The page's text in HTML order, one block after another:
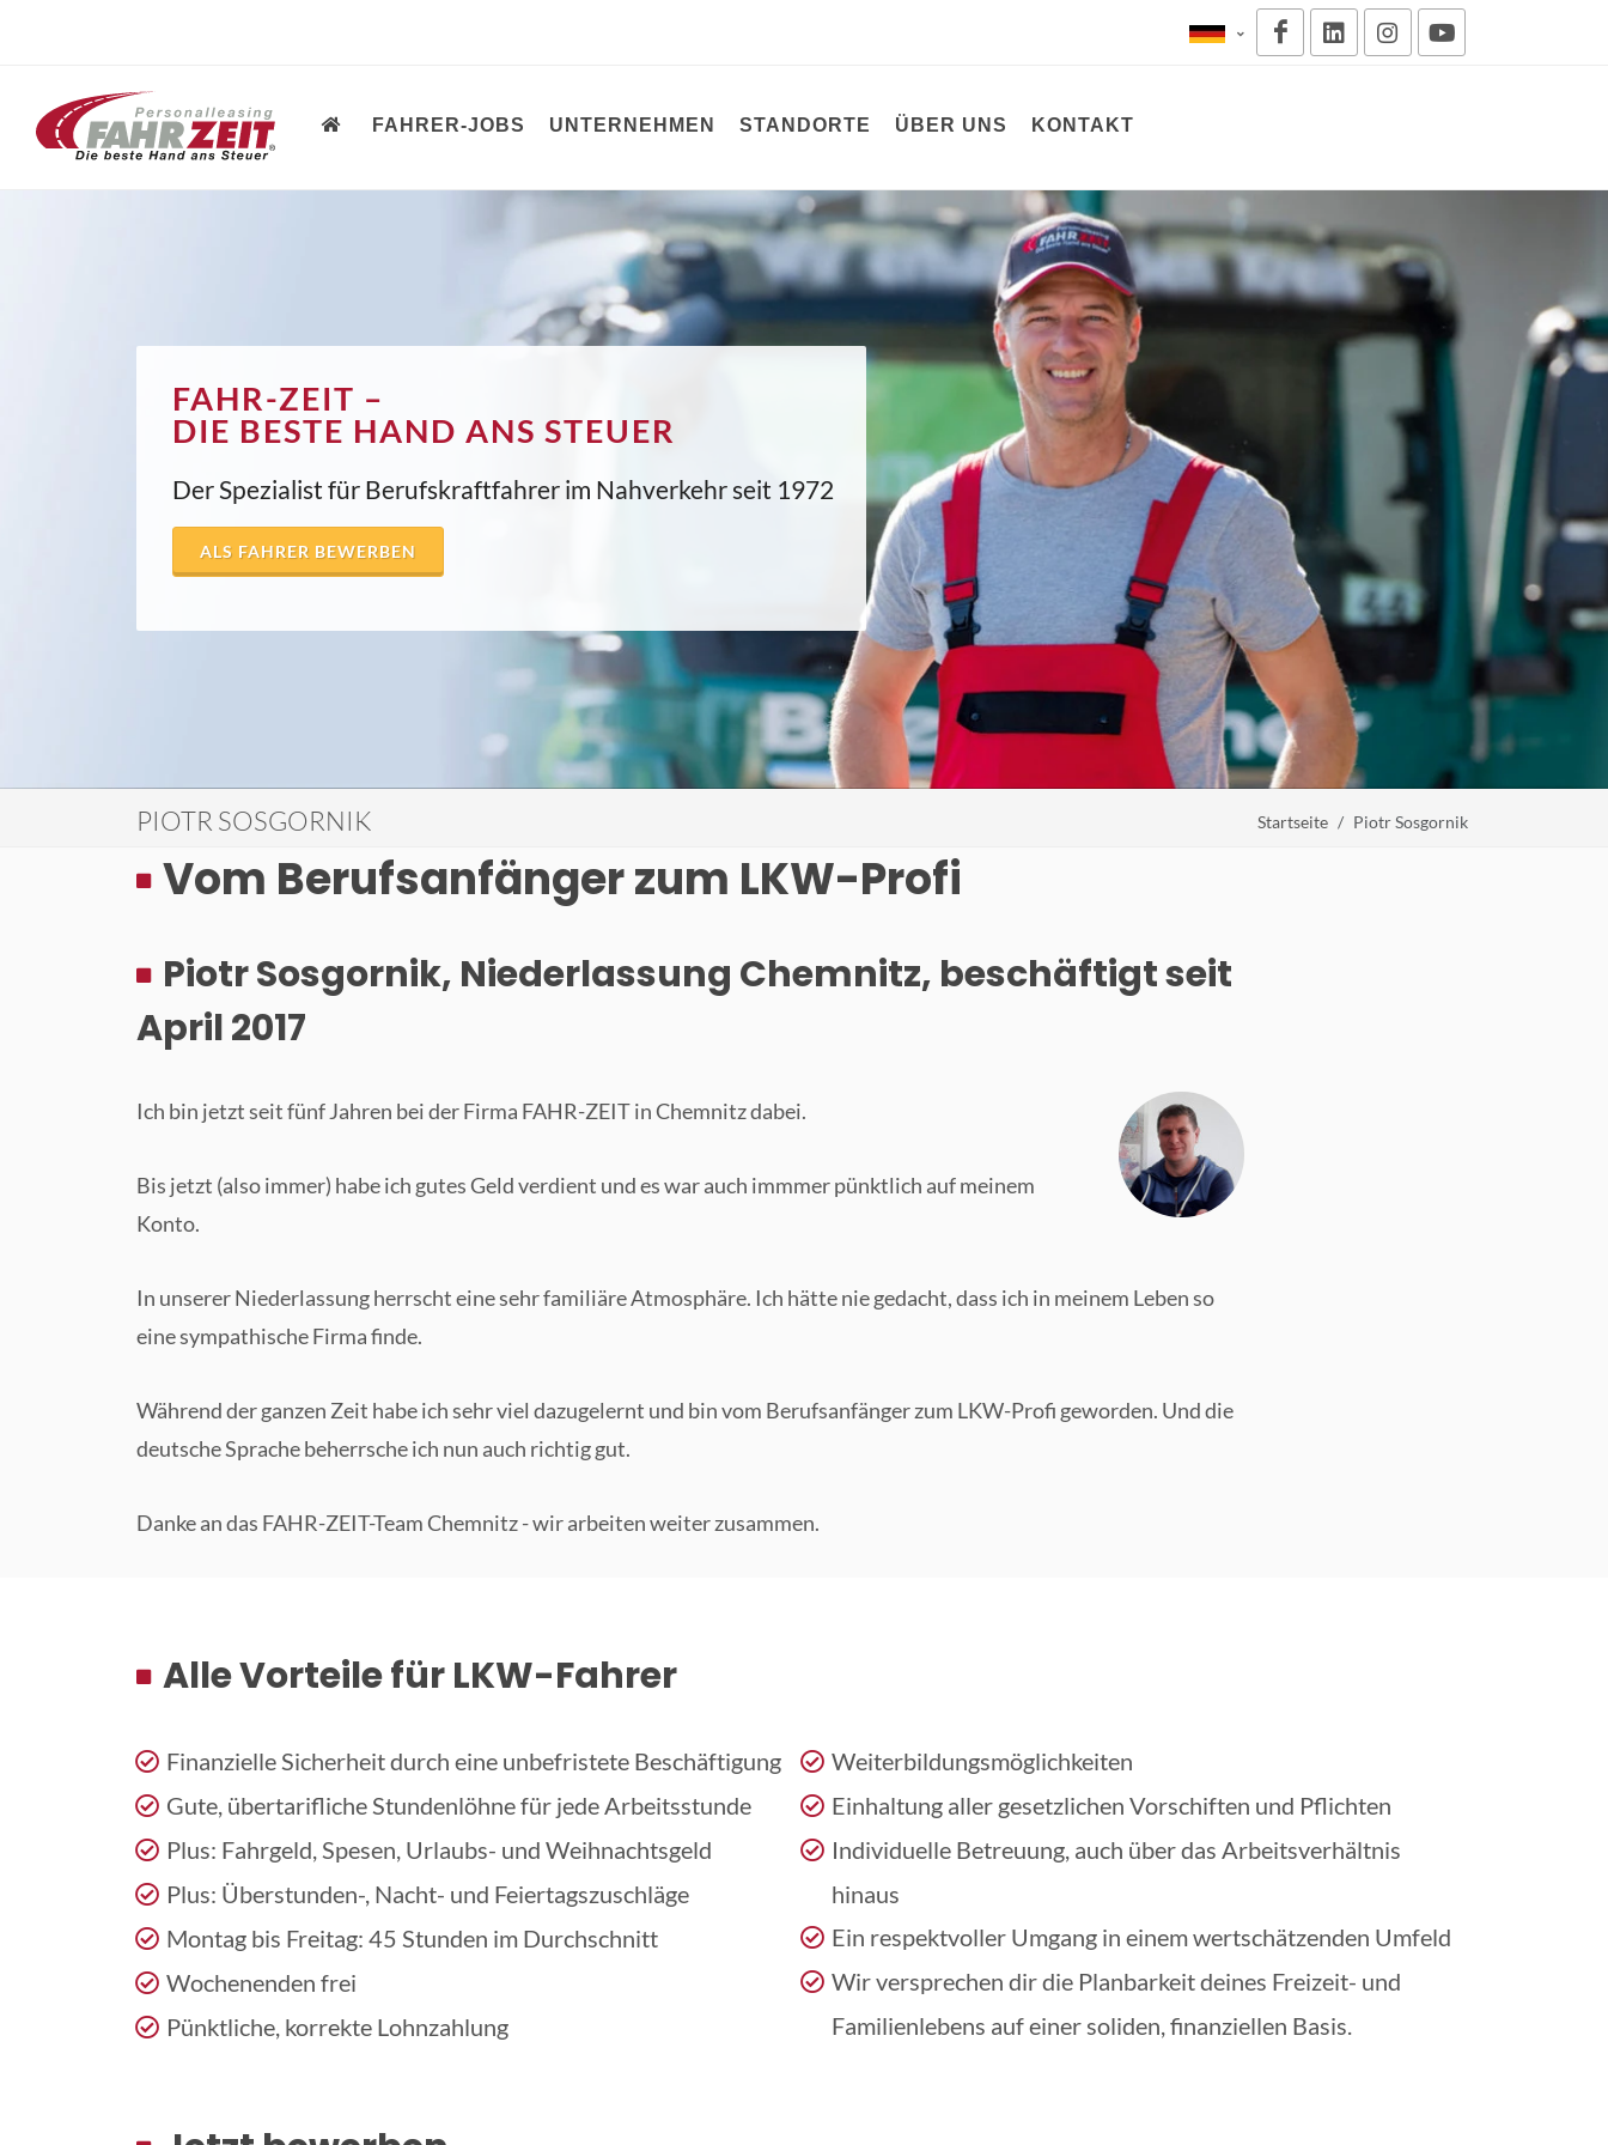
FAHRER-JOBS UNTERNEHMEN STANDORTE ÜBER UNS KONTAKT
FAHR-ZEIT –
DIE BESTE HAND ANS STEUER
Der Spezialist für Berufskraftfahrer im Nahverkehr seit 1972
ALS FAHRER BEWERBEN
PIOTR SOSGORNIK Startseite Piotr Sosgornik
Vom Berufsanfänger zum LKW-Profi
Piotr Sosgornik, Niederlassung Chemnitz, beschäftigt seit
April 2017
Ich bin jetzt seit fünf Jahren bei der Firma FAHR-ZEIT in Chemnitz dabei.
Bis jetzt (also immer) habe ich gutes Geld verdient und es war auch immmer pünktlich auf meinem
Konto.
In unserer Niederlassung herrscht eine sehr familiäre Atmosphäre. Ich hätte nie gedacht, dass ich in meinem Leben so
eine sympathische Firma finde.
Während der ganzen Zeit habe ich sehr viel dazugelernt und bin vom Berufsanfänger zum LKW-Profi geworden. Und die
deutsche Sprache beherrsche ich nun auch richtig gut.
Danke an das FAHR-ZEIT-Team Chemnitz - wir arbeiten weiter zusammen.
Alle Vorteile für LKW-Fahrer
Finanzielle Sicherheit durch eine unbefristete Beschäftigung
Gute, übertarifliche Stundenlöhne für jede Arbeitsstunde
Plus: Fahrgeld, Spesen, Urlaubs- und Weihnachtsgeld
Plus: Überstunden-, Nacht- und Feiertagszuschläge
Montag bis Freitag: 45 Stunden im Durchschnitt
Wochenenden frei
Pünktliche, korrekte Lohnzahlung
Weiterbildungsmöglichkeiten
Einhaltung aller gesetzlichen Vorschiften und Pflichten
Individuelle Betreuung, auch über das Arbeitsverhältnis
hinaus
Ein respektvoller Umgang in einem wertschätzenden Umfeld
Wir versprechen dir die Planbarkeit deines Freizeit- und
Familienlebens auf einer soliden, finanziellen Basis.